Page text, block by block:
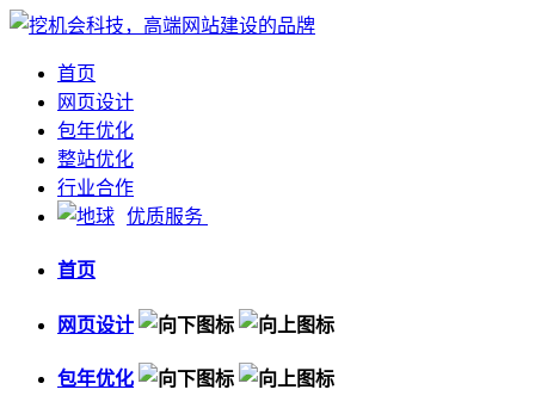
首页
网页设计
包年优化
整站优化
行业合作
优质服务
首页
网页设计
包年优化